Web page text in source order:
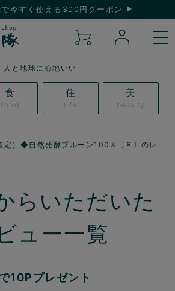
今すぐ使える300円クーポン
人と地球に心地いい
食
food
住
life
美
beauty
）◆自然発酵プルーン100%〔８〕のレ
らいただいた
ュー一覧
10Pプレゼント